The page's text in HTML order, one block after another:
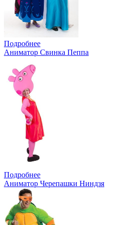
Подробнее
Аниматор Свинка Пеппа
Подробнее
Аниматор Черепашки Ниндзя